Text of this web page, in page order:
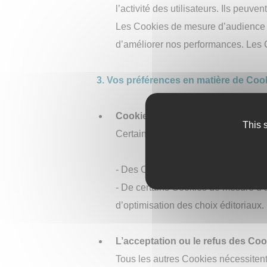
Bi-
6000L
et
Chaux
HD
14
l’activité des utilisateurs. Ils
Les Cookies de mesure
d’améliorer nos performances.
3. Vos préférences en matière de
Cookies pouvant être déposés
Certains Cookies ne nécessitent
- Des Cookies techniques et
- De certains Cookies de mesure
d’optimisation des choix éditoriaux.
L’acceptation ou le refus des
Tous les autres Cookies
This